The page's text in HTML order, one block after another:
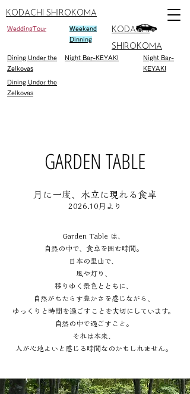
KODACHI SHIROKOMA
WeddingTour
Weekend
Dinning
KODACHI
SHIROKOMA
Dining Under the
Zelkovas
Night Bar-KEYAKI
Night Bar-
KEYAKI
Dining Under the
Zelkovas
GARDEN TABLE
​月に一度、木立に現れる食卓
2026.10月より
Garden Table は、
自然の中で、食卓を囲む時間。
日本の里山で、
風や灯り、
移りゆく景色とともに、
自然がもたらす豊かさを感じながら、
ゆっくりと時間を過ごすことを大切にしています。
自然の中で過ごすこと。
それは本来、
人が心地よいと感じる時間なのかもしれません。